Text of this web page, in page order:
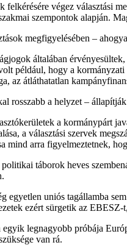
végez választási
szempontok alapján.
megfigyelésében –
általában
például, hogy a
az átláthatatlan
rosszabb a helyzet –
a kormánypárt
a választási szervek
mind arra figyelmeztetnek,
táborok heves
egyetlen uniós tagállamba
ezért sürgetik az
legnagyobb próbája
van rá.